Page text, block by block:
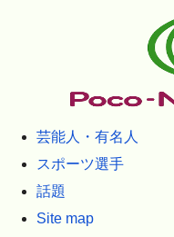
芸能人・有名人
スポーツ選手
話題
Site map